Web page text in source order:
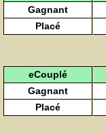
Gagnant
Placé
eCouplé
Gagnant
Placé